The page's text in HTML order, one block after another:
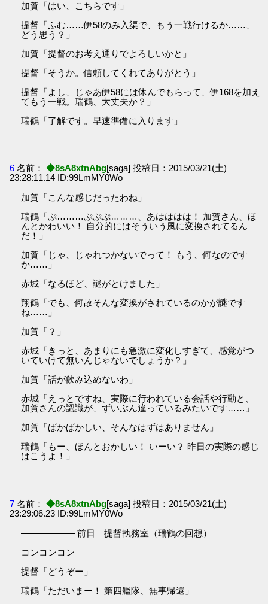
加賀「はい、こちらです」
提督「ふむ……伊58のみ入渠で、もう一戦行けるか……、
どう思う？」
加賀「提督のお考え通りでよろしいかと」
提督「そうか。信頼してくれてありがとう」
提督「よし、じゃあ伊58には休んでもらって、伊168を加え
てもう一戦。瑞鶴、大丈夫か？」
瑞鶴「了解です。早速準備に入ります」
6 名前： ◆8sA8xtnAbg[saga] 投稿日：2015/03/21(土)
23:28:11.14 ID:99LmMY0Wo
加賀「こんな感じだったわね」
瑞鶴「ぷ………ぷぷぷ………、あはははは！ 加賀さん、ほ
んとかわいい！ 自分的にはそういう風に変換されてるん
だ！」
加賀「じゃ、じゃれつかないでって！ もう、何なのです
か……」
赤城「なるほど、謎がとけました」
翔鶴「でも、何故そんな変換がされているのかが謎です
ね……」
加賀「？」
赤城「きっと、あまりにも急激に変化しすぎて、感覚がつ
いていけて無いんじゃないでしょうか？」
加賀「話が飲み込めないわ」
赤城「えっとですね、実際に行われている会話や行動と、
加賀さんの認識が、ずいぶん違っているみたいです……」
加賀「ばかばかしい、そんなはずはありません」
瑞鶴「もー、ほんとおかしい！ いーい？ 昨日の実際の感じ
はこうよ！」
7 名前： ◆8sA8xtnAbg[saga] 投稿日：2015/03/21(土)
23:29:06.23 ID:99LmMY0Wo
―――――― 前日 提督執務室（瑞鶴の回想）
コンコンコン
提督「どうぞー」
瑞鶴「ただいまー！ 第四艦隊、無事帰還」